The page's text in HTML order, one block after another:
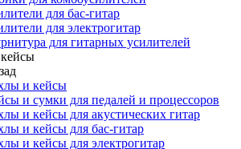
для бас-гитар
для электрогитар
для гитарных усилителей
и кейсы
и сумки для педалей и процессоров
и кейсы для акустических гитар
и кейсы для бас-гитар
и кейсы для электрогитар